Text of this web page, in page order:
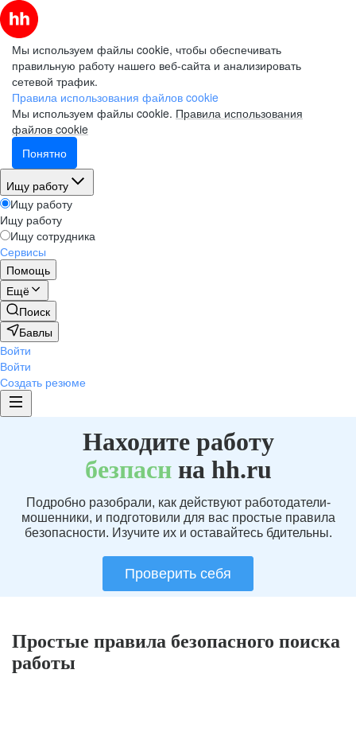
Мы используем файлы cookie, чтобы обеспечивать
правильную работу нашего веб-сайта и анализировать
сетевой трафик.
Правила использования файлов cookie
Мы используем файлы cookie. Правила использования
файлов cookie
Понятно
Ищу работу
Ищу работу
Ищу работу
Ищу сотрудника
Сервисы
Помощь
Ещё
Поиск
Бавлы
Войти
Войти
Создать резюме
Находите работу
безпаснна hh.ru
Подробно разобрали, как действуют работодатели-
мошенники, и подготовили для вас простые правила
безопасности. Изучите их и оставайтесь бдительны.
Проверить себя
Простые правила безопасного поиска
работы